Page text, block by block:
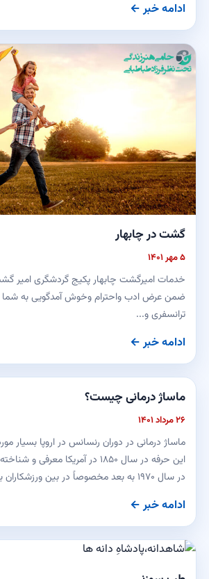
ادامه خبر ←
گشت در چابهار
۵ مهر ۱۴۰۱
خدمات امیرگشت چابهار پکیج گردشگری امیر
ضمن عرض ادب واحترام وخوش آمدگویی به شما
ترانسفری و...
ادامه خبر ←
ماساژ درمانی چیست؟
۲۶ مرداد ۱۴۰۱
ماساژ درمانی در دوران رنسانس در اروپا بسیار
این حرفه در سال ۱۸۵۰ در آمریکا
در سال ۱۹۷۰ به بعد مخصوصاً در بین ورزشکاران به اوج خود رسید.
ادامه خبر ←